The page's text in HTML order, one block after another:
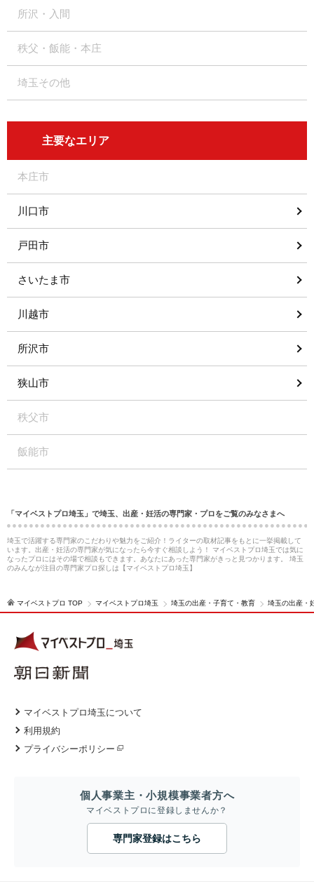
所沢・入間
秩父・飯能・本庄
埼玉その他
主要なエリア
本庄市
川口市
戸田市
さいたま市
川越市
所沢市
狭山市
秩父市
飯能市
「マイベストプロ埼玉」で埼玉、出産・妊活の専門家・プロをご覧のみなさまへ
埼玉で活躍する専門家のこだわりや魅力をご紹介！ライターの取材記事をもとに一挙掲載して
います。出産・妊活の専門家が気になったら今すぐ相談しよう！ マイベストプロ埼玉では気に
なったプロにはその場で相談もできます。あなたにあった専門家がきっと見つかります。 埼玉
のみんなが注目の専門家プロ探しは【マイベストプロ埼玉】
マイベストプロ TOP マイベストプロ埼玉 埼玉の出産・子育て・教育 埼玉の出産・
マイベストプロ埼玉について
利用規約
プライバシーポリシー
個人事業主・小規模事業者方へ
マイベストプロに登録しませんか？
専門家登録はこちら